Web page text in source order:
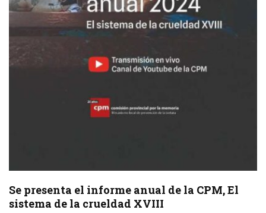
Se presenta el informe anual de la CPM, El
sistema de la crueldad XVIII